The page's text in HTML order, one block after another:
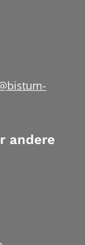
andere